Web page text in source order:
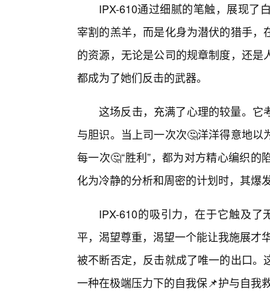
IPX-610通过细腻的笔触，展现了
宰割的羔羊，而是化身为潜伏的猎手
的资源，无论是公司的规章制度，还
都成为了她们反击的武器。
这场反击，充满了心理的较量。它
与胆识。当上司一次次🤔洋洋得意地
每一次🤔“胜利”，都为对方精心编织
化为冷静的分析和周密的计划时，其爆
IPX-610的吸引力，在于它触及
平，渴望尊重，渴望一个能让我施展才
被不断否定，反击就成了唯一的出口
一种在极端压力下的自我保📌护与自我